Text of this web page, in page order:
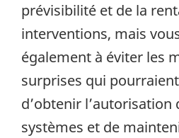
prévisibilité et de la
interventions, mais
également à éviter les
surprises qui
d’obtenir l’autorisation
systèmes et de